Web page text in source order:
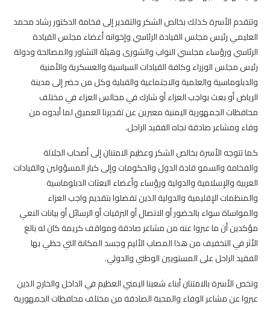
وتتقدم الأسرة كذلك بخالص الشكر والتقدير إلى فخامة الدكتور رشاد محمد
العليمي رئيس مجلس القيادة الرئاسي وإخوانه أعضاء مجلس القيادة
الرئاسي ورؤساء مجلسي النواب والشورى وهيئة التشاور والمصالحة ودولة
رئيس مجلس الوزراء وكافة القيادات السياسية والعسكرية والأمنية
والدبلوماسية والعلمية والاجتماعية والقبلية وكل من حضر إلى مدينة
الرياض أو بعث بواجب العزاء أو شارك في مجالس العزاء في مختلف
محافظات الجمهورية اليمنية معبرين عن تقديرنا العميق لما أبدوه من
وفاء ومشاعر صادقة تجاه الفقيد الراحل.
كما تتوجه الأسرة بخالص الشكر وعظيم الامتنان إلى أصحاب الجلالة
والفخامة والسمو قادة الدول والحكومات وإلى كبار المسؤولين والقيادات
العربية والإسلامية والدولية ورؤساء وأعضاء البعثات الدبلوماسية
والمنظمات الإقليمية والدولية الذين تفضلوا بتقديم واجب العزاء
والمواساة سواء بالحضور أو الاتصال أو البرقيات أو الرسائل أو بيانات النعي
مؤكدين أن ما عبروا عنه من مشاعر صادقة ومواقف كريمة كان له بالغ
الأثر في التخفيف من هذا المصاب الأليم وجسد المكانة التي حظي بها
الفقيد الراحل على المستويين الوطني والدولي.
وتخص الأسرة بالامتنان أبناء شعبنا اليمني العظيم في الداخل والخارج الذين
عبروا عن مشاعر الوفاء والمحبة الصادقة من مختلف محافظات الجمهورية